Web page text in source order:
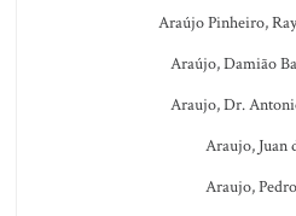
Araújo Pinheiro,
Araújo, Damião
Araujo, Dr.
Araujo, Juan
Araujo,